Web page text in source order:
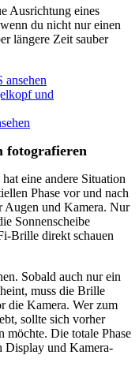
Ausrichtung eines
du nicht nur einen
längere Zeit sauber
und
fotografieren
eine andere Situation
Phase vor und nach
Augen und Kamera. Nur
Sonnenscheibe
Brille direkt schauen
Sobald auch nur ein
muss die Brille
die Kamera. Wer zum
sollte sich vorher
Die totale Phase
Display und Kamera-